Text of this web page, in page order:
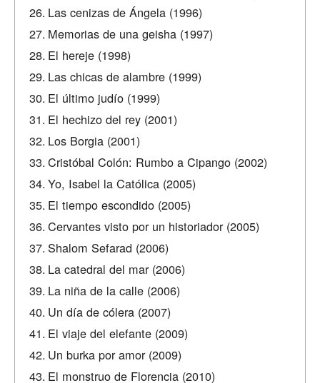
Las cenizas de Ángela (1996)
Memorias de una geisha (1997)
El hereje (1998)
Las chicas de alambre (1999)
El último judío (1999)
El hechizo del rey (2001)
Los Borgia (2001)
Cristóbal Colón: Rumbo a Cipango (2002)
Yo, Isabel la Católica (2005)
El tiempo escondido (2005)
Cervantes visto por un historiador (2005)
Shalom Sefarad (2006)
La catedral del mar (2006)
La niña de la calle (2006)
Un día de cólera (2007)
El viaje del elefante (2009)
Un burka por amor (2009)
El monstruo de Florencia (2010)